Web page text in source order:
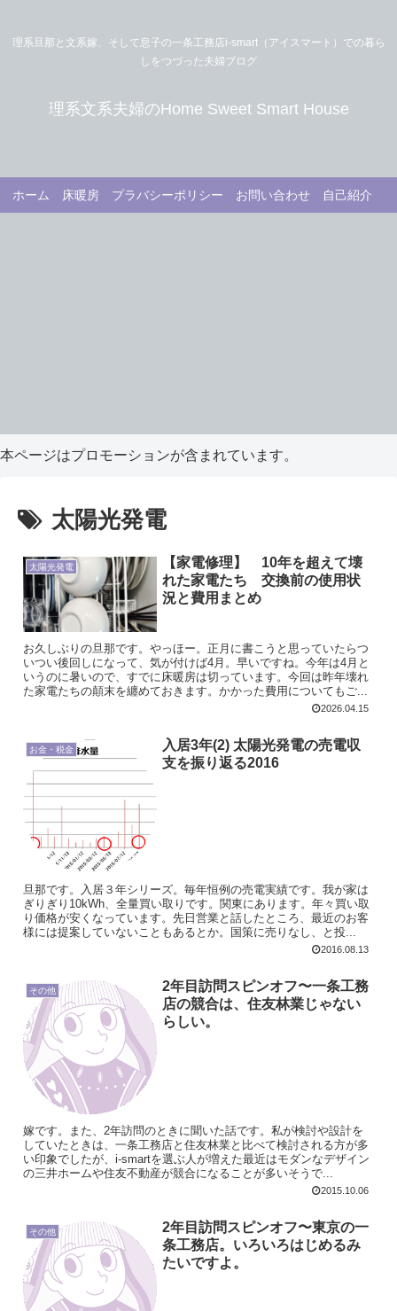
理系旦那と文系嫁、そして息子の一条工務店i-smart（アイスマート）での暮ら
しをつづった夫婦ブログ
理系文系夫婦のHome Sweet Smart House
ホーム 床暖房 プラバシーポリシー お問い合わせ 自己紹介
本ページはプロモーションが含まれています。
太陽光発電
太陽光発電
【家電修理】 10年を超えて壊
れた家電たち 交換前の使用状
況と費用まとめ
お久しぶりの旦那です。やっほー。正月に書こうと思っていたらつ
いつい後回しになって、気が付けば4月。早いですね。今年は4月と
いうのに暑いので、すでに床暖房は切っています。今回は昨年壊れ
た家電たちの顛末を纏めておきます。かかった費用についてもご...
2026.04.15
お金・税金
入居3年(2) 太陽光発電の売電収
支を振り返る2016
旦那です。入居３年シリーズ。毎年恒例の売電実績です。我が家は
ぎりぎり10kWh、全量買い取りです。関東にあります。年々買い取
り価格が安くなっています。先日営業と話したところ、最近のお客
様には提案していないこともあるとか。国策に売りなし、と投...
2016.08.13
その他
2年目訪問スピンオフ〜一条工務
店の競合は、住友林業じゃない
らしい。
嫁です。また、2年訪問のときに聞いた話です。私が検討や設計を
していたときは、一条工務店と住友林業と比べて検討される方が多
い印象でしたが、i-smartを選ぶ人が増えた最近はモダンなデザイン
の三井ホームや住友不動産が競合になることが多いそうで...
2015.10.06
その他
2年目訪問スピンオフ〜東京の一
条工務店。いろいろはじめるみ
たいですよ。